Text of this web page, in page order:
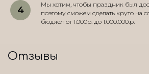
Мы хотим, чтобы праздник был
поэтому сможем сделать круто на
бюджет от 1.000р. до 1.000.000.р.
Отзывы